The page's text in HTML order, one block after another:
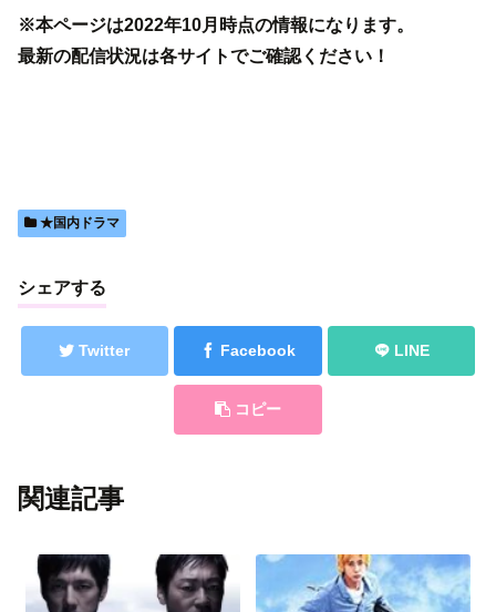
※本ページは2022年10月時点の情報になります。
最新の配信状況は各サイトでご確認ください！
★国内ドラマ
シェアする
Twitter Facebook LINE
コピー
関連記事